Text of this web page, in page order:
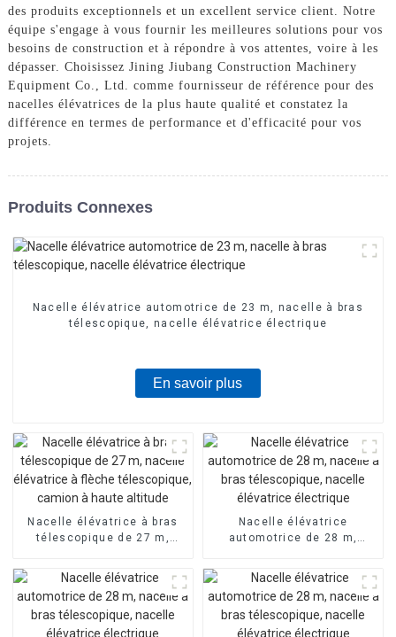
des produits exceptionnels et un excellent service client. Notre
équipe s'engage à vous fournir les meilleures solutions pour vos
besoins de construction et à répondre à vos attentes, voire à les
dépasser. Choisissez Jining Jiubang Construction Machinery
Equipment Co., Ltd. comme fournisseur de référence pour des
nacelles élévatrices de la plus haute qualité et constatez la
différence en termes de performance et d'efficacité pour vos
projets.
Produits Connexes
Nacelle élévatrice automotrice de 23 m, nacelle à bras
télescopique, nacelle élévatrice électrique
En savoir plus
Nacelle élévatrice à bras
télescopique de 27 m,
télescopique, camion à
haute altitude
Nacelle élévatrice
automotrice de 28 m,
télescopique, nacelle
élévatrice électrique